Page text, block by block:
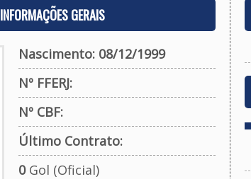
INFORMAÇÕES GERAIS
Nascimento: 08/12/1999
Nº FFERJ:
Nº CBF:
Último Contrato:
0Gol (Oficial)